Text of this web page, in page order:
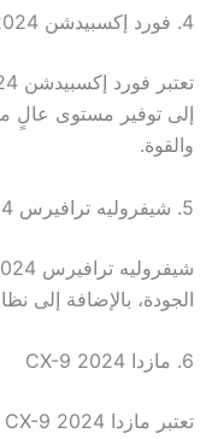
4. فورد إكسبيدشن 2024
إلى توفير مستوى عالٍ
والقوة.
5. شيفروليه ترافيرس 2024
الجودة، بالإضافة إلى
6. مازدا CX-9 2024